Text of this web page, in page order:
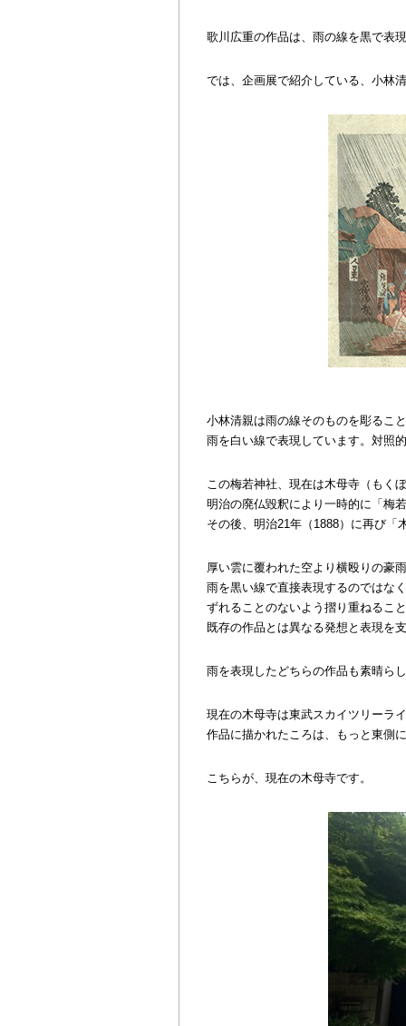
歌川広重の作品は、雨の線を黒で表
では、企画展で紹介している、小林
小林清親は雨の線そのものを彫るこ
雨を白い線で表現しています。対照
この梅若神社、現在は木母寺（もく
明治の廃仏毀釈により一時的に「梅
その後、明治21年（1888）に再び「
厚い雲に覆われた空より横殴りの豪
雨を黒い線で直接表現するのではな
ずれることのないよう摺り重ねるこ
既存の作品とは異なる発想と表現を
雨を表現したどちらの作品も素晴ら
現在の木母寺は東武スカイツリーラ
作品に描かれたころは、もっと東側
こちらが、現在の木母寺です。